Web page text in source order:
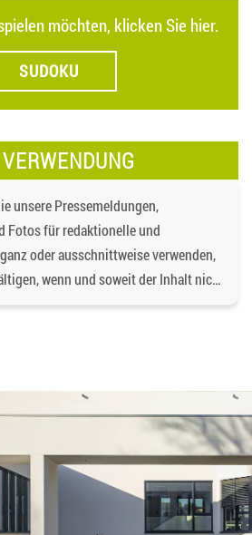
möchten, klicken Sie hier.
SUDOKU
unsere Pressemeldungen,
Fotos für redaktionelle und
oder ausschnittweise verwenden,
wenn und soweit der Inhalt nicht
Die Urheberrechte liegen bei der
eG, es sei denn, ein anderer
z.B. bei Bildern und Fotos von
diesen Fällen wenden Sie sich bitte an
wenn Sie das Material